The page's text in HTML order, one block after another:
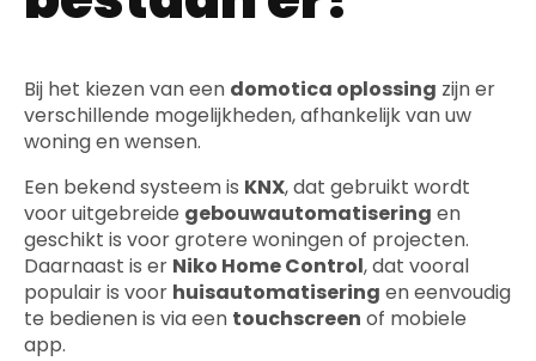
Bij het kiezen van een domotica oplossing zijn er
verschillende mogelijkheden, afhankelijk van uw
woning en wensen.
Een bekend systeem is KNX, dat gebruikt wordt
voor uitgebreide gebouwautomatisering en
geschikt is voor grotere woningen of projecten.
Daarnaast is er Niko Home Control, dat vooral
populair is voor huisautomatisering en eenvoudig
te bedienen is via een touchscreen of mobiele
app.